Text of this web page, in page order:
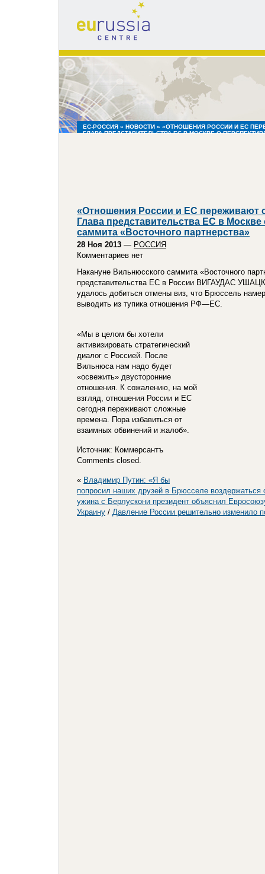
eurussia
centre
ЕС-РОССИЯ » НОВОСТИ » «ОТНОШЕНИЯ РОССИИ И ЕС
ГЛАВА ПРЕДСТАВИТЕЛЬСТВА ЕС В МОСКВЕ О
«Отношения России и ЕС переживают
Глава представительства ЕС в Москве
саммита «Восточного партнерства»
28 Ноя 2013 — РОССИЯ
Комментариев нет
Накануне Вильнюсского саммита «Восточного
представительства ЕС в России ВИГАУДАС
удалось добиться отмены виз, что Брюссель
выводить из тупика отношения РФ—ЕС.
«Мы в целом бы хотели
активизировать стратегический
диалог с Россией. После
Вильнюса нам надо будет
«освежить» двусторонние
отношения. К сожалению, на мой
взгляд, отношения России и ЕС
сегодня переживают сложные
времена. Пора избавиться от
взаимных обвинений и жалоб».
Источник: Коммерсантъ
Comments closed.
« Владимир Путин: «Я бы
попросил наших друзей в Брюсселе воздержаться
ужина с Берлускони президент объяснил
Украину / Давление России решительно изменило